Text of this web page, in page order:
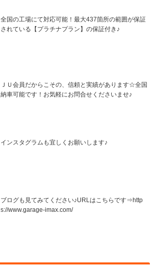
全国の工場にて対応可能！最大437箇所の範囲が保証
されている【プラチナプラン】の保証付き♪
ＪＵ会員だからこその、信頼と実績があります☆全国
納車可能です！お気軽にお問合せくださいませ♪
インスタグラムも宜しくお願いします♪
ブログも見てみてください♪URLはこちらです⇒http
s://www.garage-imax.com/